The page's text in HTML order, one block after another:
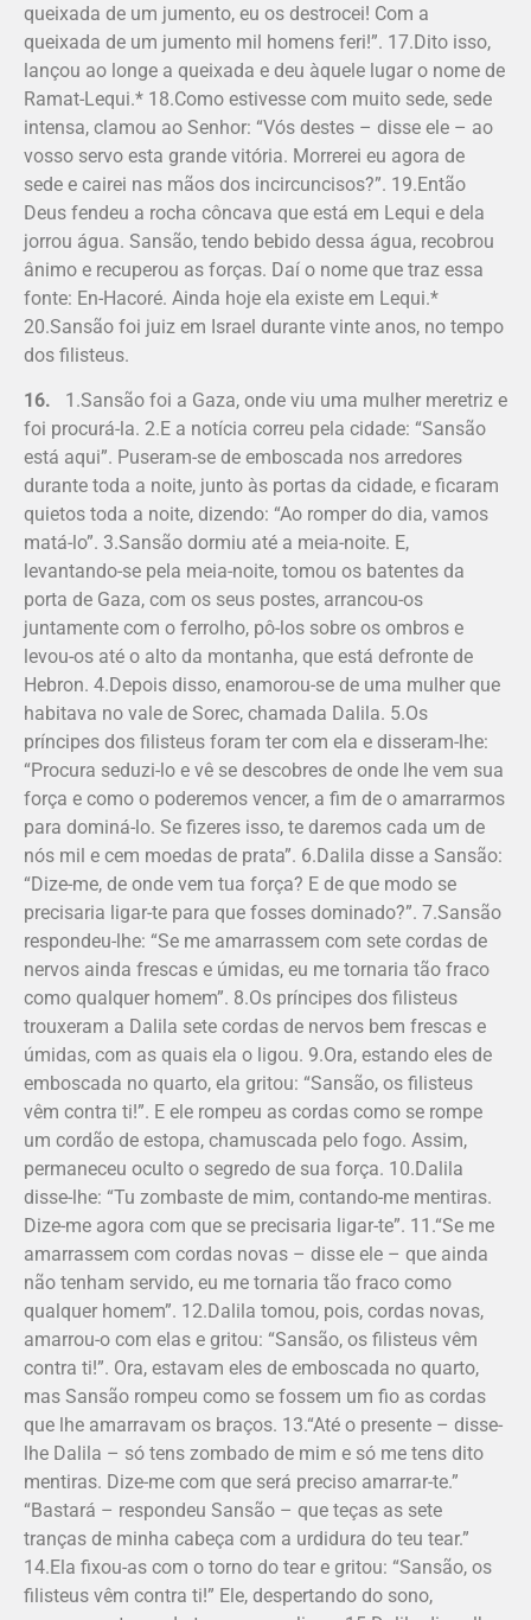
queixada de um jumento, eu os destrocei! Com a
queixada de um jumento mil homens feri!”. 17.Dito isso,
lançou ao longe a queixada e deu àquele lugar o nome de
Ramat-Lequi.* 18.Como estivesse com muito sede, sede
intensa, clamou ao Senhor: “Vós destes – disse ele – ao
vosso servo esta grande vitória. Morrerei eu agora de
sede e cairei nas mãos dos incircuncisos?”. 19.Então
Deus fendeu a rocha côncava que está em Lequi e dela
jorrou água. Sansão, tendo bebido dessa água, recobrou
ânimo e recuperou as forças. Daí o nome que traz essa
fonte: En-Hacoré. Ainda hoje ela existe em Lequi.*
20.Sansão foi juiz em Israel durante vinte anos, no tempo
dos filisteus.
16. 1.Sansão foi a Gaza, onde viu uma mulher meretriz e
foi procurá-la. 2.E a notícia correu pela cidade: “Sansão
está aqui”. Puseram-se de emboscada nos arredores
durante toda a noite, junto às portas da cidade, e ficaram
quietos toda a noite, dizendo: “Ao romper do dia, vamos
matá-lo”. 3.Sansão dormiu até a meia-noite. E,
levantando-se pela meia-noite, tomou os batentes da
porta de Gaza, com os seus postes, arrancou-os
juntamente com o ferrolho, pô-los sobre os ombros e
levou-os até o alto da montanha, que está defronte de
Hebron. 4.Depois disso, enamorou-se de uma mulher que
habitava no vale de Sorec, chamada Dalila. 5.Os
príncipes dos filisteus foram ter com ela e disseram-lhe:
“Procura seduzi-lo e vê se descobres de onde lhe vem sua
força e como o poderemos vencer, a fim de o amarrarmos
para dominá-lo. Se fizeres isso, te daremos cada um de
nós mil e cem moedas de prata”. 6.Dalila disse a Sansão:
“Dize-me, de onde vem tua força? E de que modo se
precisaria ligar-te para que fosses dominado?”. 7.Sansão
respondeu-lhe: “Se me amarrassem com sete cordas de
nervos ainda frescas e úmidas, eu me tornaria tão fraco
como qualquer homem”. 8.Os príncipes dos filisteus
trouxeram a Dalila sete cordas de nervos bem frescas e
úmidas, com as quais ela o ligou. 9.Ora, estando eles de
emboscada no quarto, ela gritou: “Sansão, os filisteus
vêm contra ti!”. E ele rompeu as cordas como se rompe
um cordão de estopa, chamuscada pelo fogo. Assim,
permaneceu oculto o segredo de sua força. 10.Dalila
disse-lhe: “Tu zombaste de mim, contando-me mentiras.
Dize-me agora com que se precisaria ligar-te”. 11.“Se me
amarrassem com cordas novas – disse ele – que ainda
não tenham servido, eu me tornaria tão fraco como
qualquer homem”. 12.Dalila tomou, pois, cordas novas,
amarrou-o com elas e gritou: “Sansão, os filisteus vêm
contra ti!”. Ora, estavam eles de emboscada no quarto,
mas Sansão rompeu como se fossem um fio as cordas
que lhe amarravam os braços. 13.“Até o presente – disse-
lhe Dalila – só tens zombado de mim e só me tens dito
mentiras. Dize-me com que será preciso amarrar-te.”
“Bastará – respondeu Sansão – que teças as sete
tranças de minha cabeça com a urdidura do teu tear.”
14.Ela fixou-as com o torno do tear e gritou: “Sansão, os
filisteus vêm contra ti!” Ele, despertando do sono,